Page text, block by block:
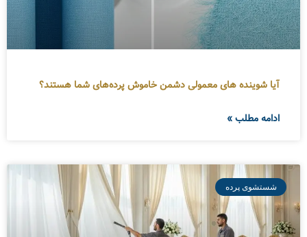
آیا شوینده های معمولی دشمن خاموش پرده‌های شما هستند؟
ادامه مطلب »
شستشوی پرده